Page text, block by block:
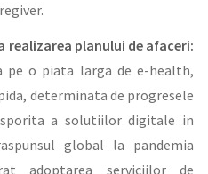
planului de afaceri:
pe o piata larga de e-health,
determinata de progresele
a solutiilor digitale in
global la pandemia
adoptarea serviciilor de